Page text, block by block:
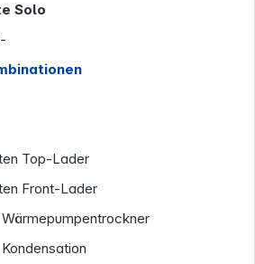
Solo
Top-Lader
Front-Lader